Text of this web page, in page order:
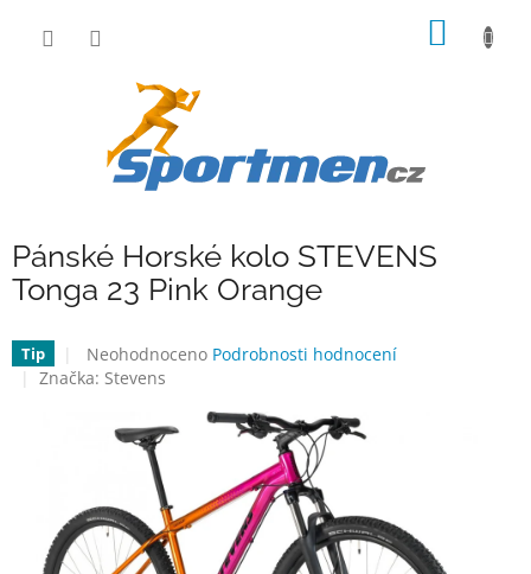
Pánské Horské kolo STEVENS
Tonga 23 Pink Orange
Tip
Průměrné
hodnocení
hvězdiček.
Neohodnoceno Podrobnosti hodnocení
Značka: Stevens